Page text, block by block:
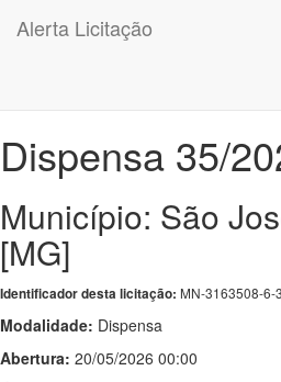
Alerta Licitação
Dispensa 35/
Município: São
[MG]
Identificador desta licitação: MN-3163508-6-
Modalidade: Dispensa
Abertura: 20/05/2026 00:00